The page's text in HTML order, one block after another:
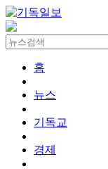
홈
뉴스
기독교
경제